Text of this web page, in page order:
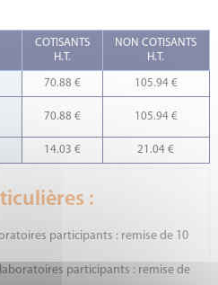
COTISANTS
H.T.
NON COTISANTS
H.T.
70.88 € 105.94 €
70.88 € 105.94 €
14.03 € 21.04 €
:
participants : remise de 10
participants : remise de